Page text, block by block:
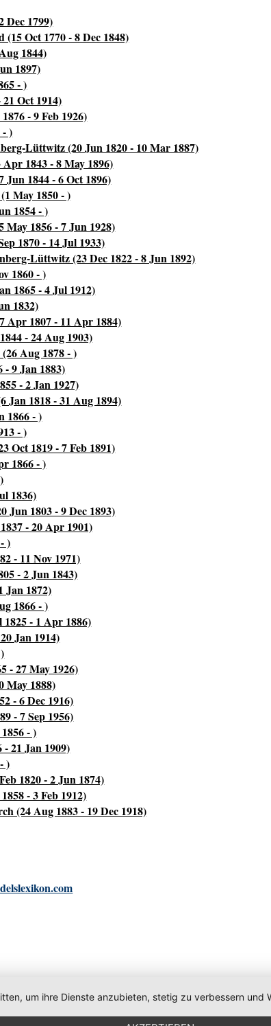
Dec 1799)
Oct 1770 - 8 Dec 1848)
1844)
1897)
- )
Oct 1914)
- 9 Feb 1926)
)
Lüttwitz (20 Jun 1820 - 10 Mar 1887)
1843 - 8 May 1896)
1844 - 6 Oct 1896)
May 1850 - )
1854 - )
1856 - 7 Jun 1928)
1870 - 14 Jul 1933)
Lüttwitz (23 Dec 1822 - 8 Jun 1892)
1860 - )
1865 - 4 Jul 1912)
1832)
Apr 1807 - 11 Apr 1884)
- 24 Aug 1903)
Aug 1878 - )
9 Jan 1883)
- 2 Jan 1927)
1818 - 31 Aug 1894)
1866 - )
- )
Oct 1819 - 7 Feb 1891)
1866 - )
1836)
Jun 1803 - 9 Dec 1893)
- 20 Apr 1901)
)
- 11 Nov 1971)
- 2 Jun 1843)
Jan 1872)
1866 - )
- 1 Apr 1886)
Jan 1914)
- 27 May 1926)
May 1888)
- 6 Dec 1916)
- 7 Sep 1956)
- )
21 Jan 1909)
)
1820 - 2 Jun 1874)
- 3 Feb 1912)
(24 Aug 1883 - 19 Dec 1918)
um ihre Dienste anzubieten, stetig zu verbessern